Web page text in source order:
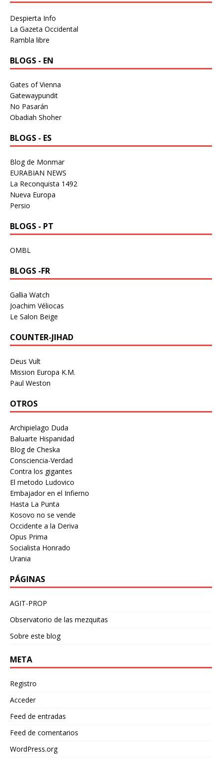
Despierta Info
La Gazeta Occidental
Rambla libre
BLOGS - EN
Gates of Vienna
Gatewaypundit
No Pasarán
Obadiah Shoher
BLOGS - ES
Blog de Monmar
EURABIAN NEWS
La Reconquista 1492
Nueva Europa
Persio
BLOGS - PT
OMBL
BLOGS -FR
Gallia Watch
Joachim Véliocas
Le Salon Beige
COUNTER-JIHAD
Deus Vult
Mission Europa K.M.
Paul Weston
OTROS
Archipielago Duda
Baluarte Hispanidad
Blog de Cheska
Consciencia-Verdad
Contra los gigantes
El metodo Ludovico
Embajador en el Infierno
Hasta La Punta
Kosovo no se vende
Occidente a la Deriva
Opus Prima
Socialista Honrado
Urania
PÁGINAS
AGIT-PROP
Observatorio de las mezquitas
Sobre este blog
META
Registro
Acceder
Feed de entradas
Feed de comentarios
WordPress.org